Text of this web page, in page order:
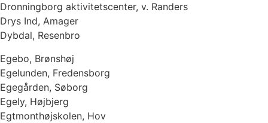
Dronningborg aktivitetscenter, v. Randers
Drys Ind, Amager
Dybdal, Resenbro
Egebo, Brønshøj
Egelunden, Fredensborg
Egegården, Søborg
Egely, Højbjerg
Egtmonthøjskolen, Hov